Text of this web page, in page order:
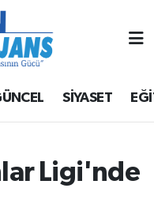
SİYASET
Ligi'nde